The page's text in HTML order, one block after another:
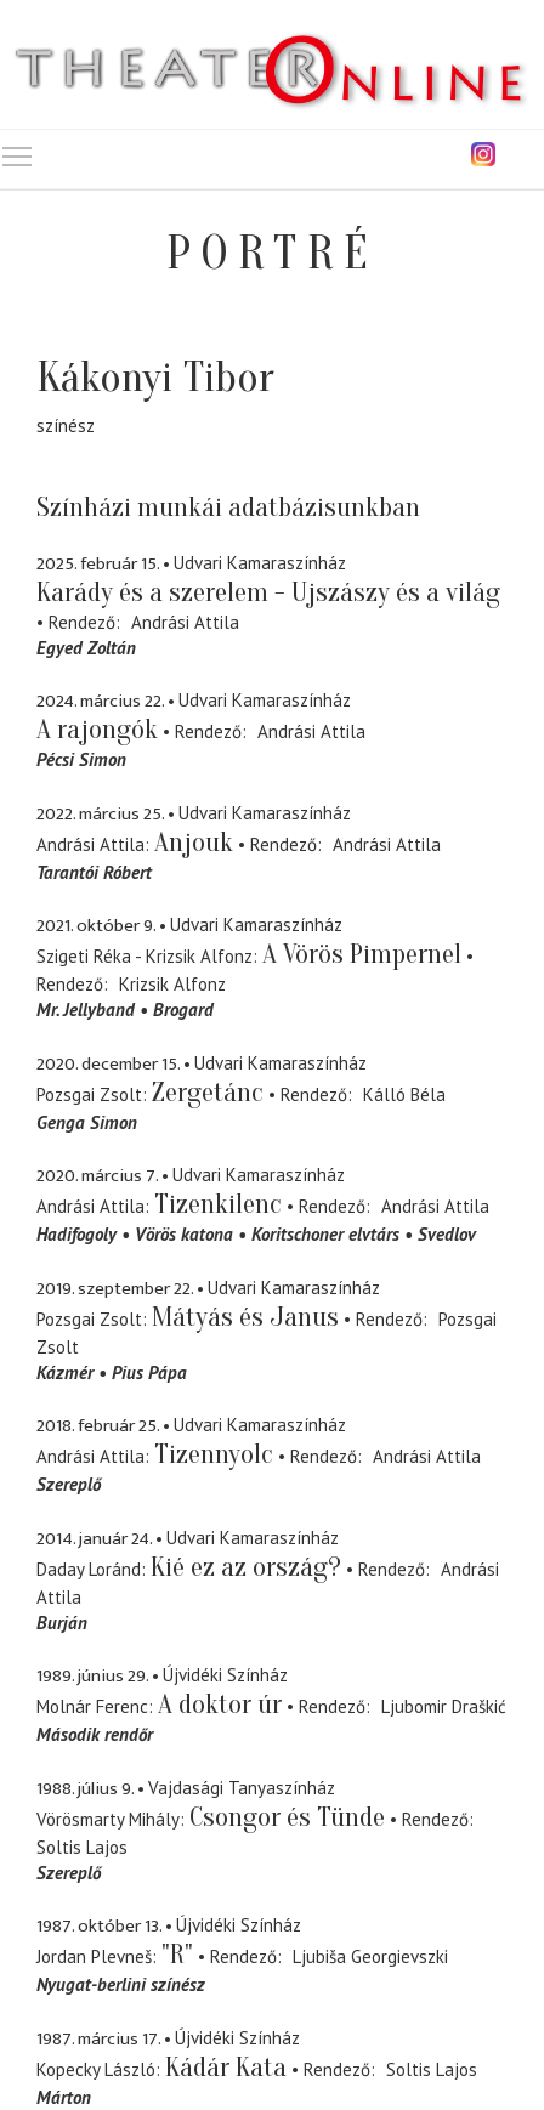
PORTRÉ
Kákonyi Tibor
színész
Színházi munkái adatbázisunkban
2025. február 15. Udvari Kamaraszínház
Karády és a szerelem - Ujszászy és a világ
Rendező
Andrási Attila
Egyed Zoltán
2024. március 22. Udvari Kamaraszínház
A rajongók Rendező
Andrási Attila
Pécsi Simon
2022. március 25.
Udvari Kamaraszínház
Andrási Attila Anjouk Rendező
Andrási Attila
Tarantói Róbert
2021. október 9.
Udvari Kamaraszínház
Szigeti Réka - Krizsik Alfonz A Vörös Pimpernel
Rendező
Krizsik Alfonz
Mr. Jellyband
Brogard
2020. december 15.
Udvari Kamaraszínház
Pozsgai Zsolt Zergetánc Rendező
Kálló Béla
Genga Simon
2020. március 7.
Udvari Kamaraszínház
Andrási Attila Tizenkilenc Rendező
Andrási Attila
Hadifogoly
Vörös katona Koritschoner elvtárs Svedlov
2019. szeptember 22.
Udvari Kamaraszínház
Pozsgai Zsolt Mátyás és Janus Rendező
Pozsgai
Zsolt
Kázmér
Pius Pápa
2018. február 25.
Udvari Kamaraszínház
Andrási Attila Tizennyolc Rendező
Andrási Attila
Szereplő
2014. január 24.
Udvari Kamaraszínház
Daday Loránd Kié ez az ország? Rendező
Andrási
Attila
Burján
1989. június 29.
Újvidéki Színház
Molnár Ferenc A doktor úr Rendező
Ljubomir Draškić
Második rendőr
1988. július 9.
Vajdasági Tanyaszínház
Vörösmarty Mihály Csongor és Tünde
Rendező
Soltis Lajos
Szereplő
1987. október 13.
Újvidéki Színház
Jordan Plevneš "R" Rendező
Ljubiša Georgievszki
Nyugat-berlini színész
1987. március 17.
Újvidéki Színház
Kopecky László Kádár Kata Rendező
Soltis Lajos
Márton